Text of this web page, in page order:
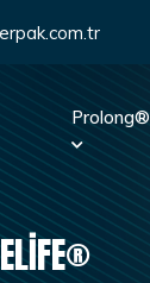
Prolong®